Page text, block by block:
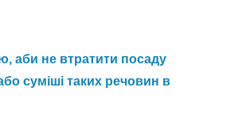
аби не втратити посаду
суміші таких речовин в